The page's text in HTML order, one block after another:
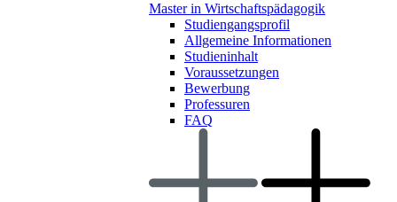
Master in Wirtschaftspädagogik
Studiengangsprofil
Allgemeine Informationen
Studieninhalt
Voraussetzungen
Bewerbung
Professuren
FAQ